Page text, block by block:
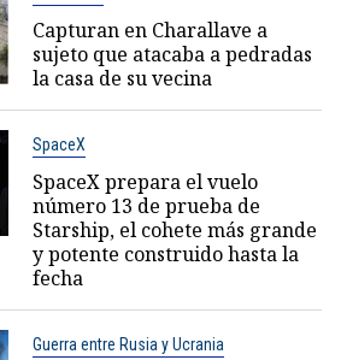
Capturan en Charallave a
sujeto que atacaba a pedradas
la casa de su vecina
SpaceX
SpaceX prepara el vuelo
número 13 de prueba de
Starship, el cohete más grande
y potente construido hasta la
fecha
Guerra entre Rusia y Ucrania